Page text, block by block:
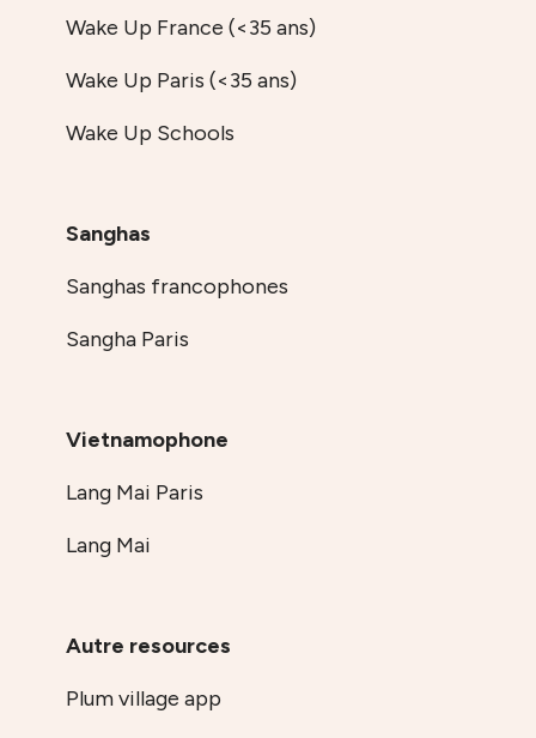
Wake Up France (<35 ans)
Wake Up Paris (<35 ans)
Wake Up Schools
Sanghas
Sanghas francophones
Sangha Paris
Vietnamophone
Lang Mai Paris
Lang Mai
Autre resources
Plum village app